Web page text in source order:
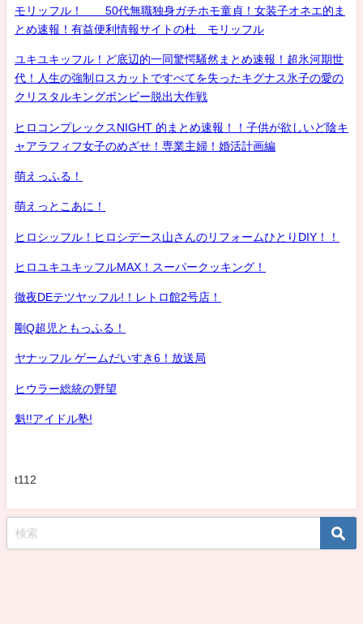
モリッフル！ 50代無職独身ガチホモ童貞！女装子オネエ的ま
とめ速報！有益便利情報サイトの杜 モリッフル
ユキユキッフル！ど底辺的一同驚愕騒然まとめ速報！超氷河期世
代！人生の強制ロスカットですべてを失ったキグナス氷子の愛の
クリスタルキングボンビー脱出大作戦
ヒロコンプレックスNIGHT 的まとめ速報！！子供が欲しいど陰キ
ャアラフィフ女子のめざせ！専業主婦！婚活計画編
萌えっふる！
萌えっとこあに！
ヒロシッフル！ヒロシデース山さんのリフォームひとりDIY！！
ヒロユキユキッフルMAX！スーパークッキング！
徹夜DEテツヤッフル!！レトロ館2号店！
剛Q超児ともっふる！
ヤナッフル ゲームだいすき6！放送局
ヒウラー総統の野望
魁!!アイドル塾!
t112